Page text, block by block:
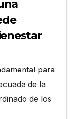
para
de la
de los